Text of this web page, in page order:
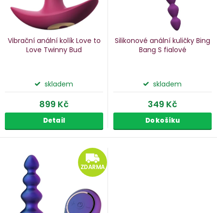
Vibrační anální kolík Love to
Love Twinny Bud
skladem
899 Kč
Detail
Silikonové anální kuličky Bing
Bang S fialové
skladem
349 Kč
Do košíku
ZDARMA
ZDARMA